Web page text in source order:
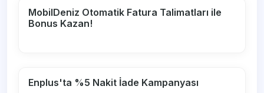
MobilDeniz Otomatik Fatura Talimatları ile
Bonus Kazan!
Enplus'ta %5 Nakit İade Kampanyası